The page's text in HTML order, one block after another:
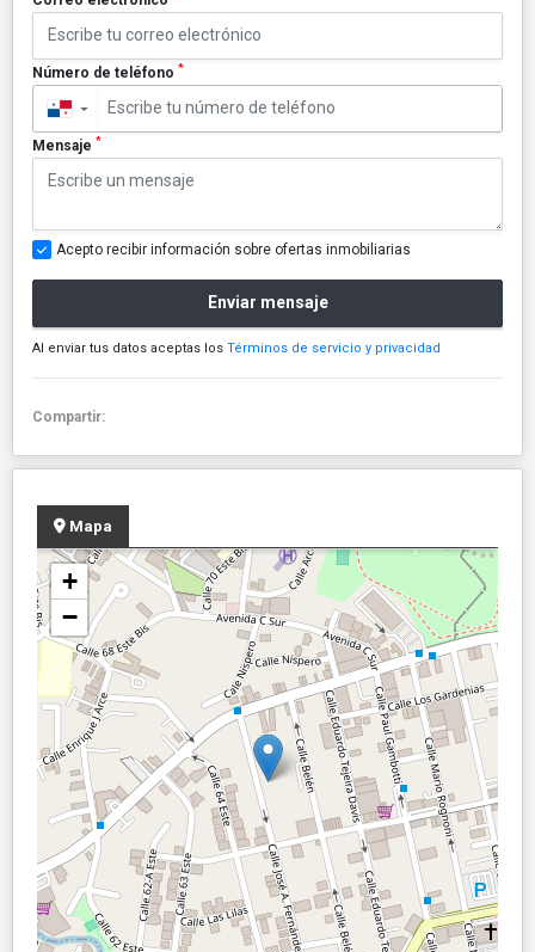
Número de teléfono *
▼
Mensaje *
Acepto recibir información sobre ofertas inmobiliarias
Enviar mensaje
Al enviar tus datos aceptas los Términos de servicio y privacidad
Compartir:
Mapa
+
−